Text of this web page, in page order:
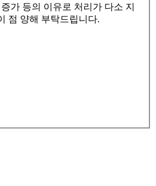
가 등의 이유로 처리가 다소 지
점 양해 부탁드립니다.